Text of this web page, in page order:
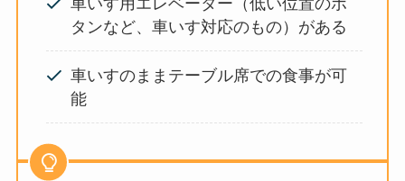
タンなど、車いす対応のもの）がある
車いすのままテーブル席での食事が可
能